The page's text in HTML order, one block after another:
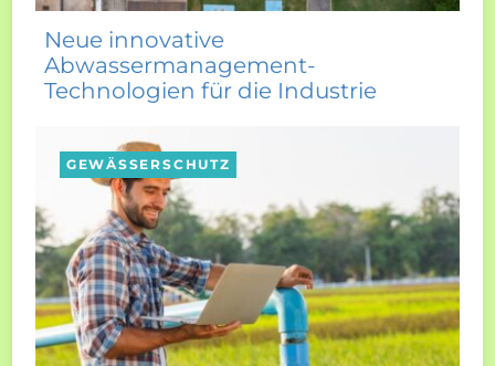
Neue innovative
Abwassermanagement-
Technologien für die Industrie
GEWÄSSERSCHUTZ